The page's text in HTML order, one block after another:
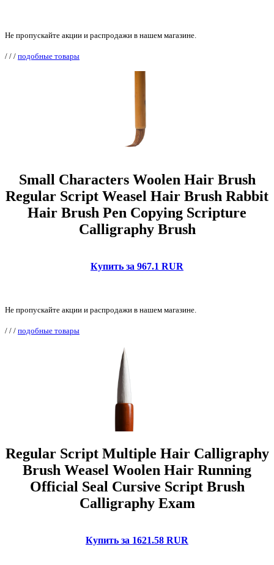
Не пропускайте акции и распродажи в нашем магазине.
/ / / подобные товары
Small Characters Woolen Hair Brush
Regular Script Weasel Hair Brush Rabbit
Hair Brush Pen Copying Scripture
Calligraphy Brush
Купить за 967.1 RUR
Не пропускайте акции и распродажи в нашем магазине.
/ / / подобные товары
Regular Script Multiple Hair Calligraphy
Brush Weasel Woolen Hair Running
Official Seal Cursive Script Brush
Calligraphy Exam
Купить за 1621.58 RUR